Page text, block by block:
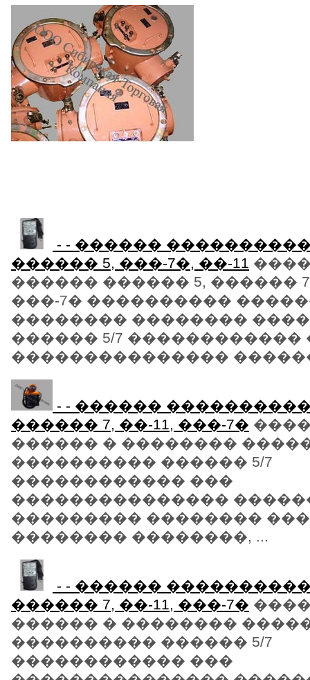
- - ������
������ 5, ���-7�, ��-11
������ ������ 5, ������ 7,
���-7� ����������
�������� ��������
������ 5/7 ������������
���������������
- - ������
������ 7, ��-11, ���-7�
������ � ��������
���������� ������ 5/7
������������ ���
���������������
��������� ��������
�������� ��������, ...
- - ������
������ 7, ��-11, ���-7�
������ � ��������
���������� ������ 5/7
������������ ���